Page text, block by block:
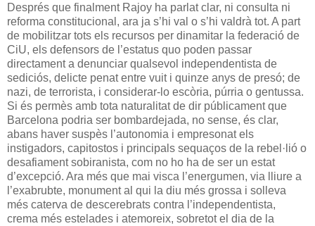
Després que finalment Rajoy ha parlat clar, ni consulta ni
reforma constitucional, ara ja s’hi val o s’hi valdrà tot. A part
de mobilitzar tots els recursos per dinamitar la federació de
CiU, els defensors de l’estatus quo poden passar
directament a denunciar qualsevol independentista de
sediciós, delicte penat entre vuit i quinze anys de presó; de
nazi, de terrorista, i considerar-lo escòria, púrria o gentussa.
Si és permès amb tota naturalitat de dir públicament que
Barcelona podria ser bombardejada, no sense, és clar,
abans haver suspès l’autonomia i empresonat els
instigadors, capitostos i principals sequaços de la rebel·lió o
desafiament sobiranista, com no ho ha de ser un estat
d’excepció. Ara més que mai visca l’energumen, via lliure a
l’exabrubte, monument al qui la diu més grossa i solleva
més caterva de descerebrats contra l’independentista,
crema més estelades i atemoreix, sobretot el dia de la